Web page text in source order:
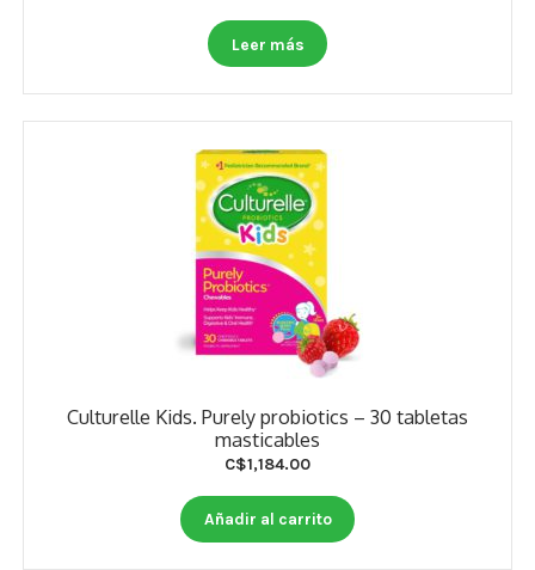
Leer más
Culturelle Kids. Purely probiotics – 30 tabletas
masticables
C$1,184.00
Añadir al carrito